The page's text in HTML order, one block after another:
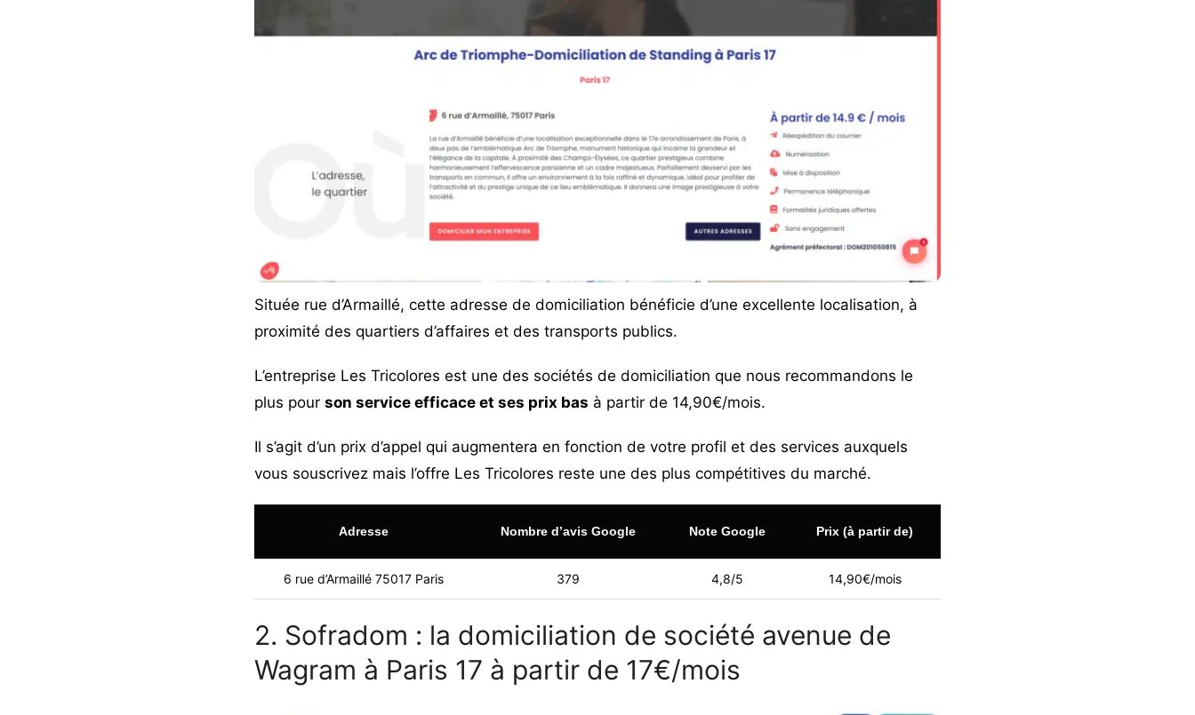
Située rue d’Armaillé, cette adresse de domiciliation bénéficie d’une excellente localisation, à
proximité des quartiers d’affaires et des transports publics.
L’entreprise Les Tricolores est une des sociétés de domiciliation que nous recommandons le
plus pour son service efficace et ses prix bas à partir de 14,90€/mois.
Il s’agit d’un prix d’appel qui augmentera en fonction de votre profil et des services auxquels
vous souscrivez mais l’offre Les Tricolores reste une des plus compétitives du marché.
Adresse Nombre d’avis Google Note Google Prix (à partir de)
6 rue d’Armaillé 75017 Paris 379 4,8/5 14,90€/mois
2. Sofradom : la domiciliation de société avenue de
Wagram à Paris 17 à partir de 17€/mois